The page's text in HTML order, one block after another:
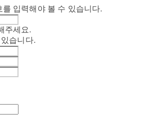
입력해야 볼 수 있습니다.
주세요.
습니다.